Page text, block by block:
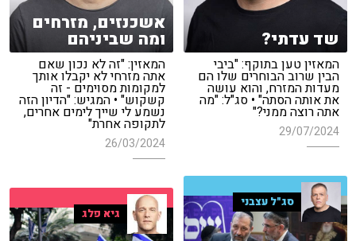
שד עדתי?
המאזין טען בתוקף: "ביבי
הבין שרוב הבוחרים שלו הם
מעדות המזרח, והוא עושה
את אותה הסתה" • סג"ל: "מה
אתה רוצה ממני?"
29/07/2024
אשכנזים, מזרחים
ומה שביניהם
המאזין: "זה לא נכון שאם
אתה מזרחי לא יקבלו אותך
למקומות מסוימים - זה
קשקוש" • המגיש: "הדיון הזה
נשמע לי שייך לימים אחרים,
לתקופה אחרת"
26/03/2024
סג"ל עצבני
גיא פלג